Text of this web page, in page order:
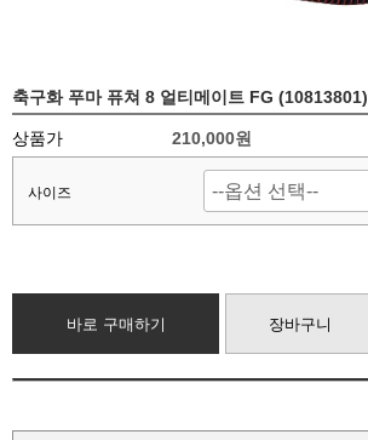
축구화 푸마 퓨쳐 8 얼티메이트 FG (10813801)
상품가 210,000원
사이즈
바로 구매하기 장바구니